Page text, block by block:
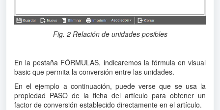
Fig. 2 Relación de unidades posibles
En la pestaña FÓRMULAS, indicaremos la fórmula en visual
basic que permita la conversión entre las unidades.
En el ejemplo a continuación, puede verse que se usa la
propiedad PASO de la ficha del artículo para obtener un
factor de conversión establecido directamente en el artículo.